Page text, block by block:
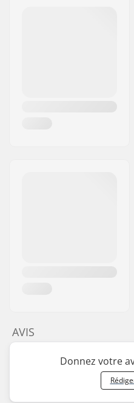
AVIS
Donnez votre